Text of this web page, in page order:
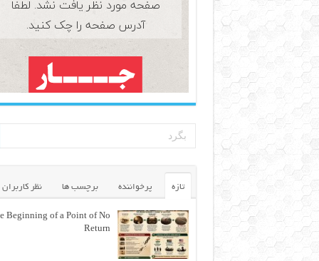
تازه پرخواننده برچسب ها نظر کاربران
Beginning of a Point of No
Return